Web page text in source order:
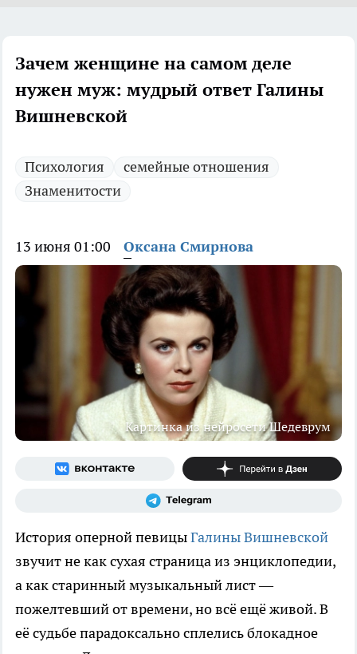
Зачем женщине на самом деле
нужен муж: мудрый ответ Галины
Вишневской
Психология
семейные отношения
Знаменитости
13 июня 01:00 Оксана Смирнова
Картинка из нейросети Шедеврум
История оперной певицыГалины Вишневской
звучит не как сухая страница из энциклопедии,
а как старинный музыкальный лист —
пожелтевший от времени, но всё ещё живой. В
её судьбе парадоксально сплелись блокадное